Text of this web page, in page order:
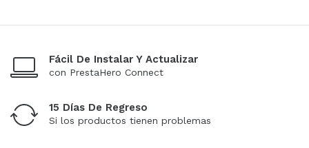
Fácil De Instalar Y Actualizar
con PrestaHero Connect
15 Días De Regreso
Si los productos tienen problemas